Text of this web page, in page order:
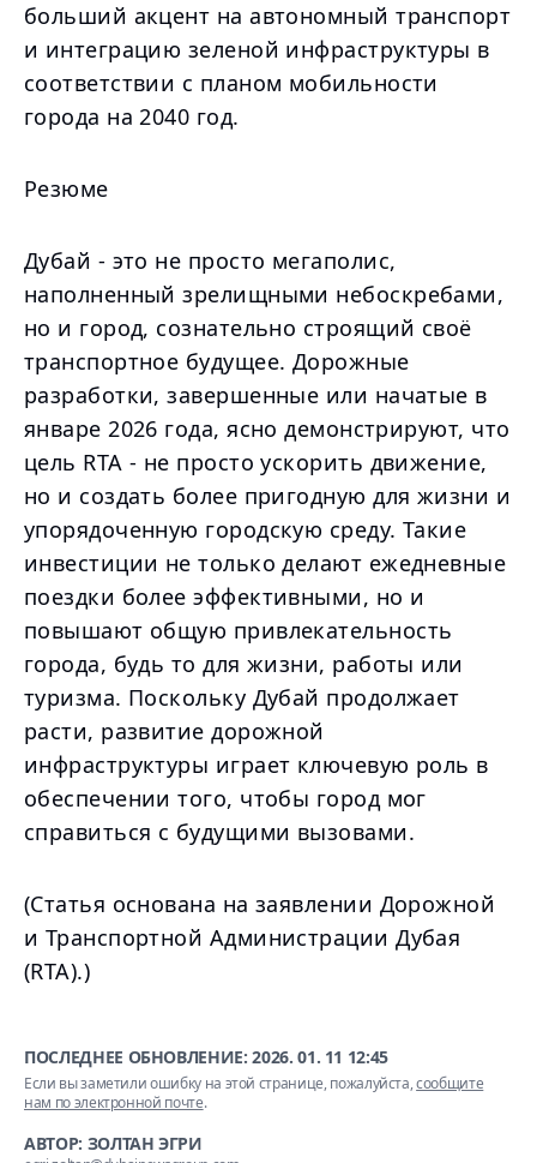
больший акцент на автономный транспорт
и интеграцию зеленой инфраструктуры в
соответствии с планом мобильности
города на 2040 год.
Резюме
Дубай - это не просто мегаполис,
наполненный зрелищными небоскребами,
но и город, сознательно строящий своё
транспортное будущее. Дорожные
разработки, завершенные или начатые в
январе 2026 года, ясно демонстрируют, что
цель RTA - не просто ускорить движение,
но и создать более пригодную для жизни и
упорядоченную городскую среду. Такие
инвестиции не только делают ежедневные
поездки более эффективными, но и
повышают общую привлекательность
города, будь то для жизни, работы или
туризма. Поскольку Дубай продолжает
расти, развитие дорожной
инфраструктуры играет ключевую роль в
обеспечении того, чтобы город мог
справиться с будущими вызовами.
(Статья основана на заявлении Дорожной
и Транспортной Администрации Дубая
(RTA).)
ПОСЛЕДНЕЕ ОБНОВЛЕНИЕ:2026. 01. 11 12:45
Если вы заметили ошибку на этой странице, пожалуйста,сообщите
нам по электронной почте.
АВТОР: ЗОЛТАН ЭГРИ